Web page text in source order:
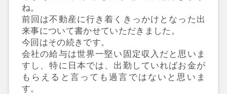
ね。
前回は不動産に行き着くきっかけとなった出
来事について書かせていただきました。
今回はその続きです。
会社の給与は世界一堅い固定収入だと思いま
すし、特に日本では、出勤していればお金が
もらえると言っても過言ではないと思いま
す。